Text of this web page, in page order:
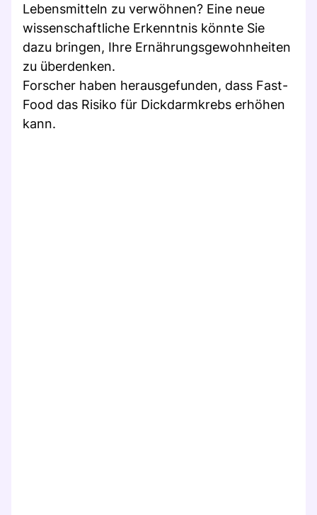
Lebensmitteln zu verwöhnen? Eine neue
wissenschaftliche Erkenntnis könnte Sie
dazu bringen, Ihre Ernährungsgewohnheiten
zu überdenken.
Forscher haben herausgefunden, dass Fast-
Food das Risiko für Dickdarmkrebs erhöhen
kann.